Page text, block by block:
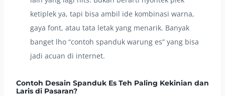
ketiplek ya, tapi bisa ambil ide kombinasi warna,
gaya font, atau tata letak yang menarik. Banyak
banget lho “contoh spanduk warung es” yang bisa
jadi acuan di internet.
Contoh Desain Spanduk Es Teh Paling Kekinian dan
Laris di Pasaran?